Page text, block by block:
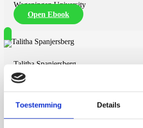
Toestemming Details
Wageningen University
Open Ebook
Talitha Spanjersberg
Context-aware phenotyping
4 september 2026